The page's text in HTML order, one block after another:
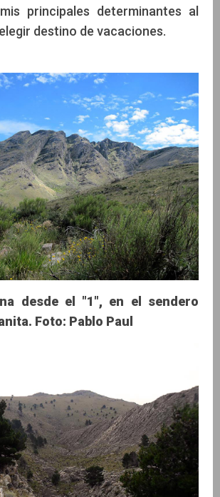
principales determinantes al
destino de vacaciones.
desde el "1", en el sendero
Foto: Pablo Paul